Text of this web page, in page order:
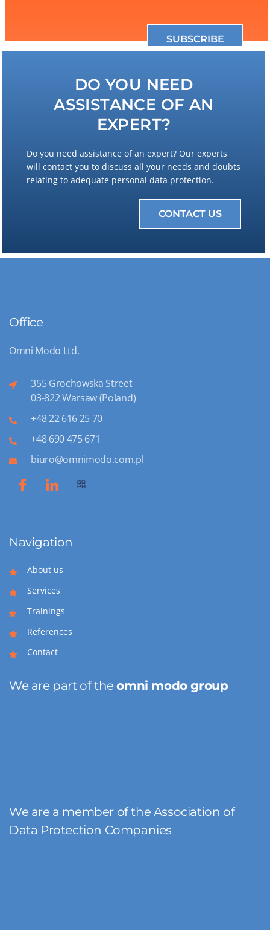
SUBSCRIBE
DO YOU NEED
ASSISTANCE OF AN
EXPERT?
Do you need assistance of an expert? Our experts
will contact you to discuss all your needs and doubts
relating to adequate personal data protection.
CONTACT US
Office
Omni Modo Ltd.
355 Grochowska Street
03-822 Warsaw (Poland)
+48 22 616 25 70
+48 690 475 671
biuro@omnimodo.com.pl
Navigation
About us
Services
Trainings
References
Contact
We are part of theomni modo group
We are a member of the Association of
Data Protection Companies